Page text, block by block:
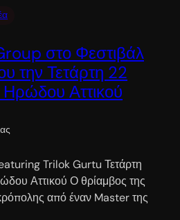
στο Φεστιβάλ
την Τετάρτη 22
Ηρώδου Αττικού
Trilok Gurtu Τετάρτη
Αττικού Ο θρίαμβος της
από έναν Master της